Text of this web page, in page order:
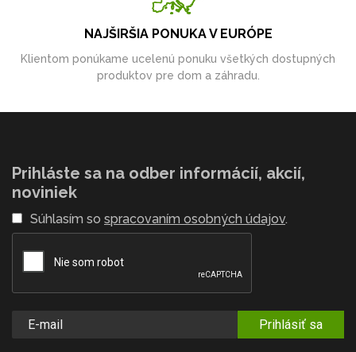
NAJŠIRŠIA PONUKA V EURÓPE
Klientom ponúkame ucelenú ponuku všetkých dostupných
produktov pre dom a záhradu.
Prihláste sa na odber informácií, akcií,
noviniek
Súhlasím so spracovaním osobných údajov.
Prihlásiť sa